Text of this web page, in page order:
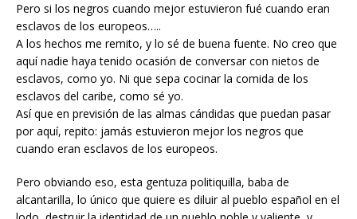
Pero si los negros cuando mejor estuvieron fué cuando eran
esclavos de los europeos…..
A los hechos me remito, y lo sé de buena fuente. No creo que
aquí nadie haya tenido ocasión de conversar con nietos de
esclavos, como yo. Ni que sepa cocinar la comida de los
esclavos del caribe, como sé yo.
Así que en previsión de las almas cándidas que puedan pasar
por aquí, repito: jamás estuvieron mejor los negros que
cuando eran esclavos de los europeos.
Pero obviando eso, esta gentuza politiquilla, baba de
alcantarilla, lo único que quiere es diluir al pueblo español en el